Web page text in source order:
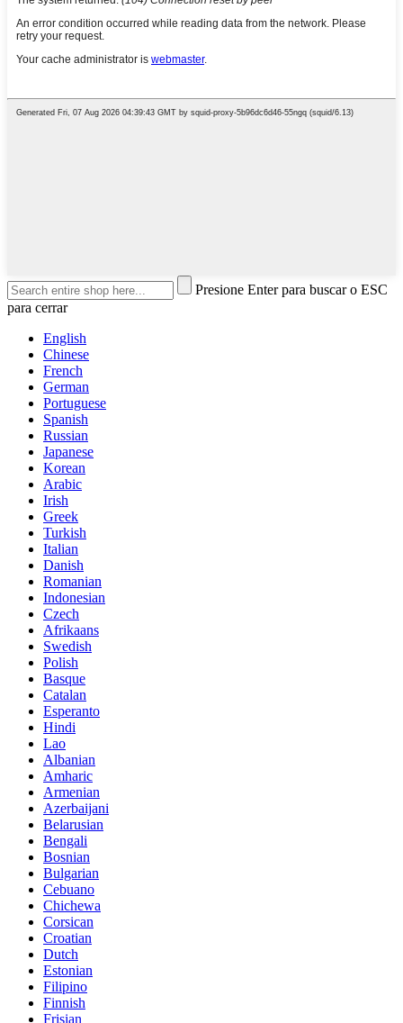
Presione Enter para buscar o ESC
para cerrar
English
Chinese
French
German
Portuguese
Spanish
Russian
Japanese
Korean
Arabic
Irish
Greek
Turkish
Italian
Danish
Romanian
Indonesian
Czech
Afrikaans
Swedish
Polish
Basque
Catalan
Esperanto
Hindi
Lao
Albanian
Amharic
Armenian
Azerbaijani
Belarusian
Bengali
Bosnian
Bulgarian
Cebuano
Chichewa
Corsican
Croatian
Dutch
Estonian
Filipino
Finnish
Frisian